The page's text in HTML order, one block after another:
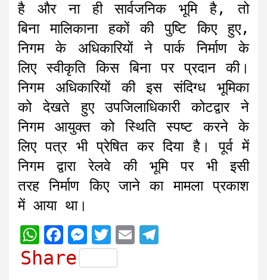
है और ना ही सार्वजनिक भूमि है, तो
बिना मालिकाना हकों की पुष्टि किए हुए,
निगम के अधिकारियों ने पार्क निर्माण के
लिए स्वीकृति किस बिना पर प्रदान की।
निगम अधिकारियों की इस संदिग्ध भूमिका
को देखते हुए उपजिलाधिकारी कोटद्वार ने
निगम आयुक्त को स्थिति स्पष्ट करने के
लिए पत्र भी प्रेषित कर दिया है। पूर्व में
निगम द्वारा रेलवे की भूमि पर भी इसी
तरह निर्माण किए जाने का मामला प्रकाश
में आया था।
W
h
F
a
M
e
s
T
w
i
E
Share